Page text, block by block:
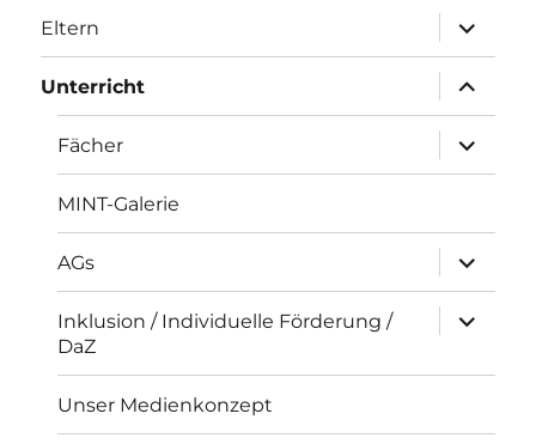
Eltern
öffnen
Unterricht
öffnen
Fächer
öffnen
MINT-Galerie
AGs
öffnen
Inklusion / Individuelle Förderung /
DaZ
öffnen
Unser Medienkonzept